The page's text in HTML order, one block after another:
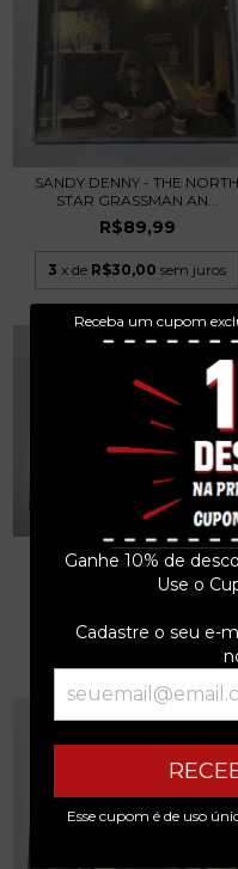
Receba um cupom
Ganhe 10% de
Use o
Cadastre o seu e-
Esse cupom é de uso
SANDY DENNY - THE NORTH
STAR GRASSMAN AN...
R$89,99
3 x de R$30,00 sem juros
STEELEYE SPAN - PARCEL
ROGUES CD USA
R$99,99
x deR$33,33 sem juros